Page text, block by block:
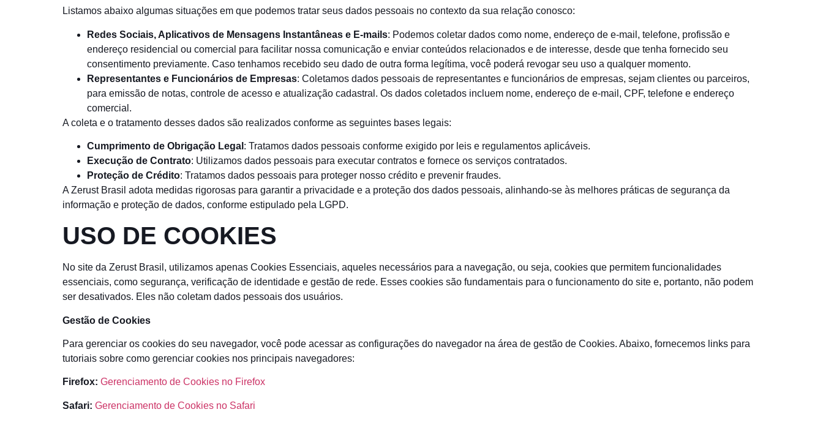
Listamos abaixo algumas situações em que podemos tratar seus dados pessoais no contexto da sua relação conosco:
Redes Sociais, Aplicativos de Mensagens Instantâneas e E-mails: Podemos coletar dados como nome, endereço de e-mail, telefone, profissão e
endereço residencial ou comercial para facilitar nossa comunicação e enviar conteúdos relacionados e de interesse, desde que tenha fornecido seu
consentimento previamente. Caso tenhamos recebido seu dado de outra forma legítima, você poderá revogar seu uso a qualquer momento.
Representantes e Funcionários de Empresas: Coletamos dados pessoais de representantes e funcionários de empresas, sejam clientes ou parceiros,
para emissão de notas, controle de acesso e atualização cadastral. Os dados coletados incluem nome, endereço de e-mail, CPF, telefone e endereço
comercial.
A coleta e o tratamento desses dados são realizados conforme as seguintes bases legais:
Cumprimento de Obrigação Legal : Tratamos dados pessoais conforme exigido por leis e regulamentos aplicáveis.
Execução de Contrato: Utilizamos dados pessoais para executar contratos e fornece os serviços contratados.
Proteção de Crédito: Tratamos dados pessoais para proteger nosso crédito e prevenir fraudes.
A Zerust Brasil adota medidas rigorosas para garantir a privacidade e a proteção dos dados pessoais, alinhando-se às melhores práticas de segurança da
informação e proteção de dados, conforme estipulado pela LGPD.
USO DE COOKIES
No site da Zerust Brasil, utilizamos apenas Cookies Essenciais, aqueles necessários para a navegação, ou seja, cookies que permitem funcionalidades
essenciais, como segurança, verificação de identidade e gestão de rede. Esses cookies são fundamentais para o funcionamento do site e, portanto, não podem
ser desativados. Eles não coletam dados pessoais dos usuários.
Gestão de Cookies
Para gerenciar os cookies do seu navegador, você pode acessar as configurações do navegador na área de gestão de Cookies. Abaixo, fornecemos links para
tutoriais sobre como gerenciar cookies nos principais navegadores:
Firefox: Gerenciamento de Cookies no Firefox
Safari: Gerenciamento de Cookies no Safari